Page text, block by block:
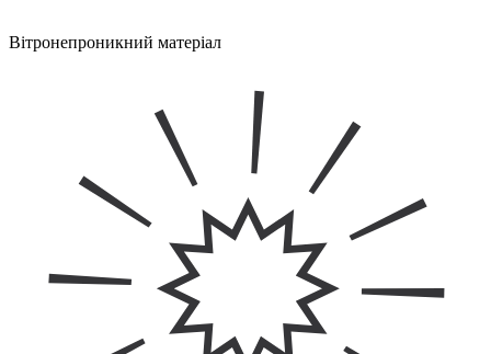
Вітронепроникний матеріал